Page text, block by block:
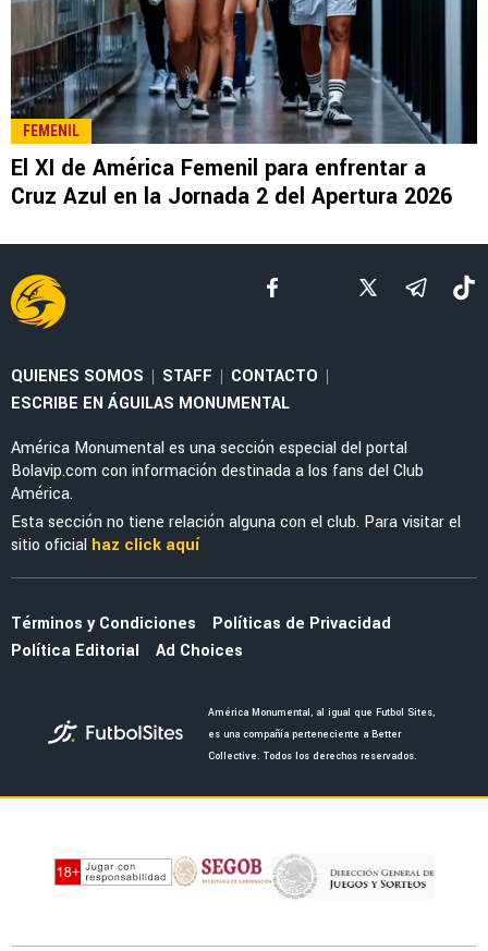
FEMENIL
El XI de América Femenil para enfrentar a
Cruz Azul en la Jornada 2 del Apertura 2026
QUIENES SOMOS | STAFF | CONTACTO |
ESCRIBE EN ÁGUILAS MONUMENTAL
América Monumental es una sección especial del portal
Bolavip.com con información destinada a los fans del Club
América.
Esta sección no tiene relación alguna con el club. Para visitar el
sitio oficial haz click aquí
Términos y Condiciones
Políticas de Privacidad
Política Editorial
Ad Choices
América Monumental, al igual que Futbol Sites,
es una compañía perteneciente a Better
Collective. Todos los derechos reservados.